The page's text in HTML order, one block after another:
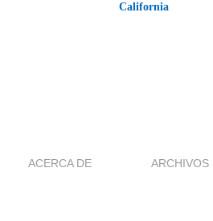
California
ACERCA DE ARCHIVOS